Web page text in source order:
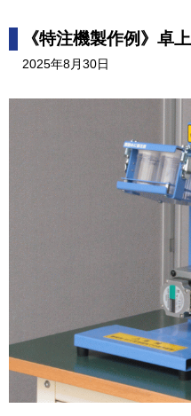
《特注機製作例》卓
2025年8月30日